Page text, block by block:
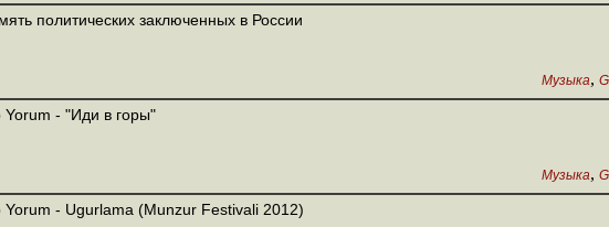
политических заключенных в России
Музыка,
Yorum - "Иди в горы"
Музыка,
Yorum - Ugurlama (Munzur Festivali 2012)